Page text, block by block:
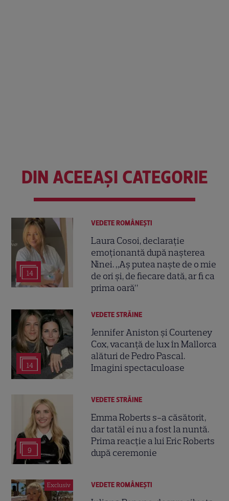
DIN ACEEAȘI CATEGORIE
14
VEDETE ROMÂNEŞTI
Laura Cosoi, declarație
emoționantă după nașterea
Ninei. „Aș putea naște de o mie
de ori și, de fiecare dată, ar fi ca
prima oară”
14
VEDETE STRĂINE
Jennifer Aniston și Courteney
Cox, vacanță de lux în Mallorca
alături de Pedro Pascal.
Imagini spectaculoase
9
VEDETE STRĂINE
Emma Roberts s-a căsătorit,
dar tatăl ei nu a fost la nuntă.
Prima reacție a lui Eric Roberts
după ceremonie
Exclusiv VEDETE ROMÂNEŞTI